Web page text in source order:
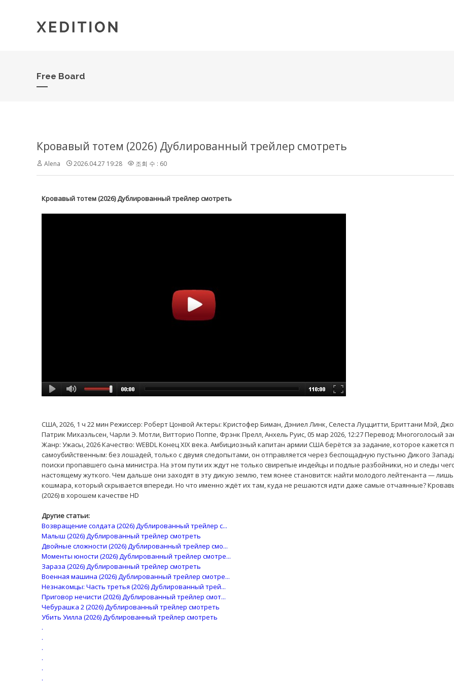
Free Board
Кровавый тотем (2026) Дублированный трейлер смотреть
Alena 2026.04.27 19:28 조회 수 : 60
Кровавый тотем (2026) Дублированный трейлер смотреть
США, 2026, 1 ч 22 мин Режиссер: Роберт Цонвой Актеры: Кристофер Биман, Дэниел Линк, Селеста Луццитти, Бриттани Мэй,
Патрик Михаэльсен, Чарли Э. Мотли, Витторио Поппе, Фрэнк Прелл, Анхель Руис, 05 мар 2026, 12:27 Перевод: Многоголосый
Жанр: Ужасы, 2026 Качество: WEBDL Конец XIX века. Амбициозный капитан армии США берётся за задание, которое кажется
самоубийственным: без лошадей, только с двумя следопытами, он отправляется через беспощадную пустыню Дикого
поиски пропавшего сына министра. На этом пути их ждут не только свирепые индейцы и подлые разбойники, но и следы
настоящему жуткого. Чем дальше они заходят в эту дикую землю, тем яснее становится: найти молодого лейтенанта — лишь
кошмара, который скрывается впереди. Но что именно ждёт их там, куда не решаются идти даже самые отчаянные?
(2026) в хорошем качестве HD
Другие статьи:
Возвращение солдата (2026) Дублированный трейлер с...
Малыш (2026) Дублированный трейлер смотреть
Двойные сложности (2026) Дублированный трейлер смо...
Моменты юности (2026) Дублированный трейлер смотре...
Зараза (2026) Дублированный трейлер смотреть
Военная машина (2026) Дублированный трейлер смотре...
Незнакомцы: Часть третья (2026) Дублированный трей...
Приговор нечисти (2026) Дублированный трейлер смот...
Чебурашка 2 (2026) Дублированный трейлер смотреть
Убить Уилла (2026) Дублированный трейлер смотреть
.
.
.
.
.
.